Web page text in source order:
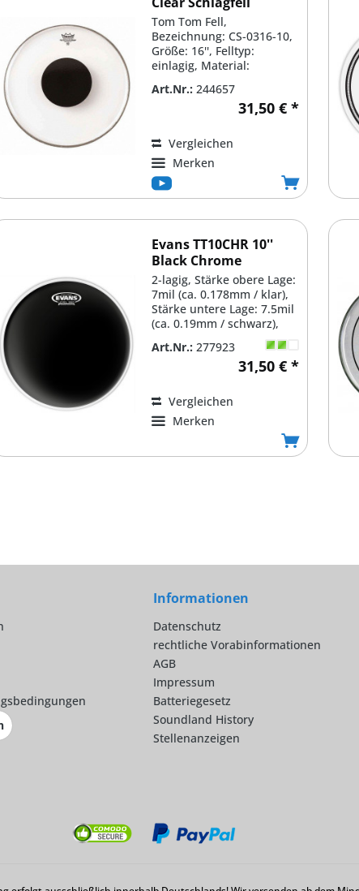
Tom Tom Fell,
Bezeichnung: CS-0316-10,
Größe: 16'', Felltyp:
einlagig, Material:
(ca....
Art.Nr.: 244657
31,50 € *
Vergleichen
Merken
Evans TT10CHR 10''
Black Chrome
Schlagfell
2-lagig, Stärke obere Lage:
7mil (ca. 0.178mm / klar),
Stärke untere Lage: 7.5mil
(ca. 0.19mm / schwarz),
Art.Nr.: 277923
31,50 € *
Vergleichen
Merken
Informationen
Datenschutz
rechtliche Vorabinformationen
AGB
Impressum
Batteriegesetz
Soundland History
Stellenanzeigen